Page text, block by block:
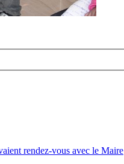
rendez-vous avec le Maire